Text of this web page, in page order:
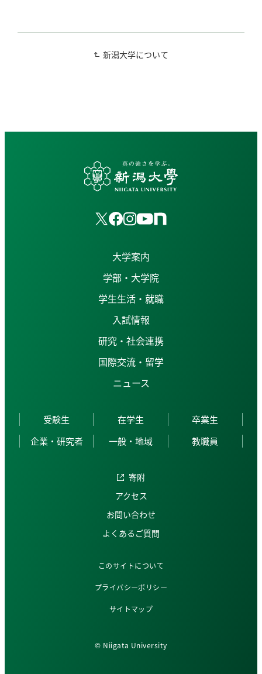
新潟大学について
大学案内
学部・大学院
学生生活・就職
入試情報
研究・社会連携
国際交流・留学
ニュース
受験生 在学生
卒業生
企業・研究者
一般・地域 教職員
寄附
アクセス
お問い合わせ
よくあるご質問
このサイトについて
プライバシーポリシー
サイトマップ
© Niigata University